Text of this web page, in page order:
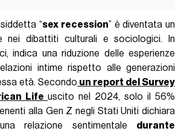
“sex recession” è diventata un
nei dibattiti culturali e sociologici. In
indica una riduzione delle esperienze
intime rispetto alle generazioni
età. Secondo un report del Survey
Lifeuscito nel 2024, solo il 56%
alla Gen Z negli Stati Uniti dichiara
relazione sentimentale durante